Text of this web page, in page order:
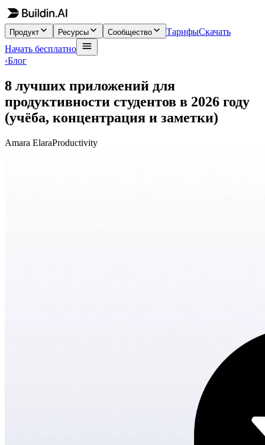
Продукт Ресурсы Сообщество ТарифыСкачать
Начать бесплатно
‹Блог
8 лучших приложений для
продуктивности студентов в 2026 году
(учёба, концентрация и заметки)
Amara ElaraProductivity